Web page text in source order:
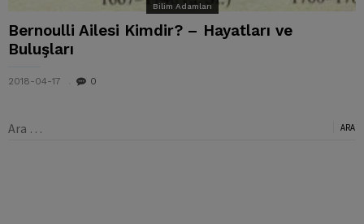
Bilim Adamları
Bernoulli Ailesi Kimdir? – Hayatları ve
Buluşları
2018-04-17 0
Arama: